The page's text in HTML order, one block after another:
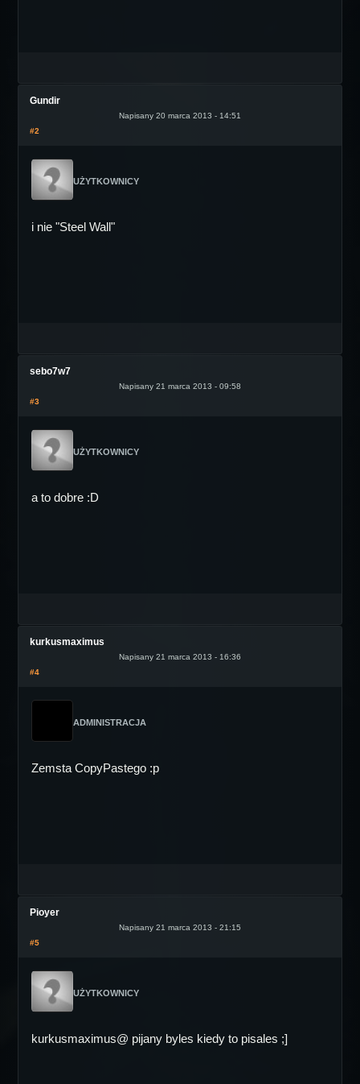
Gundir
Napisany 20 marca 2013 - 14:51
#2
UŻYTKOWNICY
i nie "Steel Wall"
sebo7w7
Napisany 21 marca 2013 - 09:58
#3
UŻYTKOWNICY
a to dobre :D
kurkusmaximus
Napisany 21 marca 2013 - 16:36
#4
ADMINISTRACJA
Zemsta CopyPastego :p
Pioyer
Napisany 21 marca 2013 - 21:15
#5
UŻYTKOWNICY
kurkusmaximus@ pijany byles kiedy to pisales ;]